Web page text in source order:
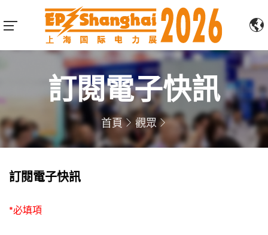
訂閱電子快訊
首頁 觀眾
訂閱電子快訊
*必填項